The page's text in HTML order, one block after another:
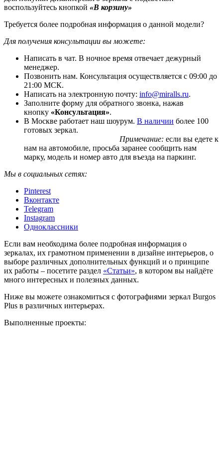
воспользуйтесь кнопкой «В корзину»
Требуется более подробная информация о данной модели?
Для получения консультации вы можете:
Написать в чат. В ночное время отвечает дежурный
менеджер.
Позвонить нам. Консультация осуществляется с 09:00 до
21:00 МСК.
Написать на электронную почту: info@miralls.ru.
Заполните форму для обратного звонка, нажав
кнопку «Консультация».
В Москве работает наш шоурум. В наличии более 100
готовых зеркал.
Примечание: если вы едете к
нам на автомобиле, просьба заранее сообщить нам
марку, модель и номер авто для въезда на паркинг.
Мы в социальных сетях:
Pinterest
Вконтакте
Telegram
Instagram
Одноклассники
Если вам необходима более подробная информация о
зеркалах, их грамотном применении в дизайне интерьеров, о
выборе различных дополнительных функций и о принципе
их работы – посетите раздел «Статьи», в котором вы найдёте
много интересных и полезных данных.
Ниже вы можете ознакомиться с фотографиями зеркал Burgos
Plus в различных интерьерах.
Выполненные проекты: